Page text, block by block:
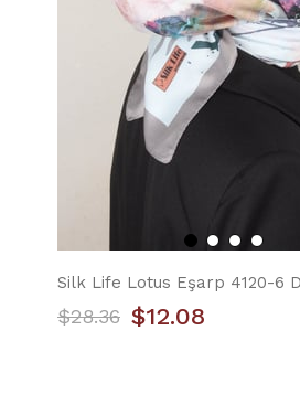
Silk Life Lotus Eşarp 4120-6
$12.08
$28.36